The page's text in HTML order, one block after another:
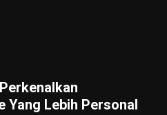
Yang Lebih Personal